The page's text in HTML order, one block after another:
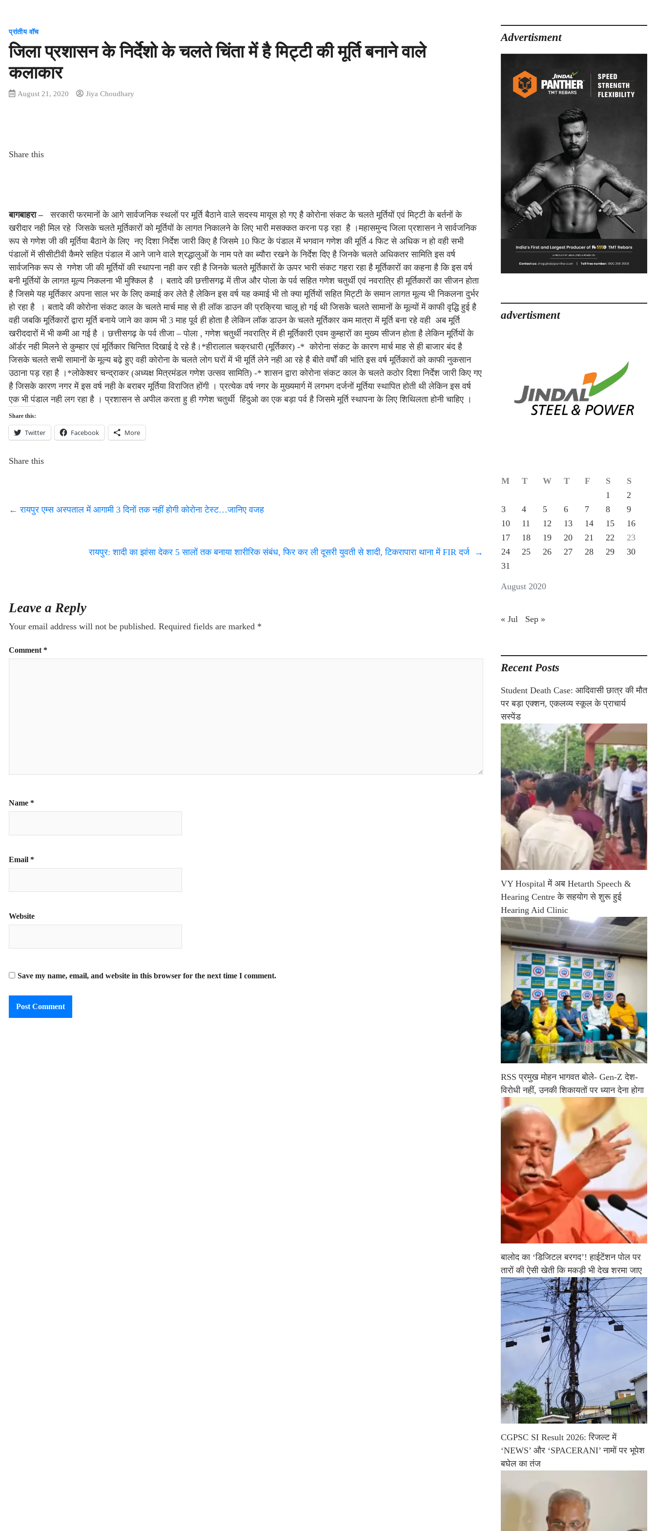
प्रांतीय वॉच
जिला प्रशासन के निर्देशो के चलते चिंता में है मिट्टी की मूर्ति बनाने वाले
कलाकार
August 21, 2020 Jiya Choudhary
Share this
बागबाहरा –सरकारी फरमानों के आगे सार्वजनिक स्थलों पर मूर्ति बैठाने वाले सदस्य मायूस हो गए है कोरोना संकट के चलते मूर्तियों एवं मिट्टी के बर्तनों के
खरीदार नही मिल रहे जिसके चलते मूर्तिकारों को मूर्तियों के लागत निकालने के लिए भारी मसक्कत करना पड़ रहा है ।महासमुन्द जिला प्रशासन ने सार्वजनिक
रूप से गणेश जी की मूर्तिया बैठाने के लिए नए दिशा निर्देश जारी किए है जिसमे 10 फिट के पंडाल में भगवान गणेश की मूर्ति 4 फिट से अधिक न हो वही सभी
पंडालों में सीसीटीवी कैमरे सहित पंडाल में आने जाने वाले श्रद्धालुओं के नाम पते का ब्यौरा रखने के निर्देश दिए है जिनके चलते अधिकतर सामिति इस वर्ष
सार्वजनिक रूप से गणेश जी की मूर्तियों की स्थापना नही कर रही है जिनके चलते मूर्तिकारों के ऊपर भारी संकट गहरा रहा है मूर्तिकारों का कहना है कि इस वर्ष
बनी मूर्तियों के लागत मूल्य निकलना भी मुश्किल है । बतादे की छत्तीसगढ़ में तीज और पोला के पर्व सहित गणेश चतुर्थी एवं नवरात्रि ही मूर्तिकारों का सीजन होता
है जिसमे यह मूर्तिकार अपना साल भर के लिए कमाई कर लेते है लेकिन इस वर्ष यह कमाई भी तो क्या मूर्तियों सहित मिट्टी के समान लागत मूल्य भी निकलना दुर्भर
हो रहा है । बतादे की कोरोना संकट काल के चलते मार्च माह से ही लॉक डाउन की प्रक्रिया चालू हो गई थी जिसके चलते सामानों के मूल्यों में काफी वृद्धि हुई है
वही जबकि मूर्तिकारों द्वारा मूर्ति बनाये जाने का काम भी 3 माह पूर्व ही होता है लेकिन लॉक डाउन के चलते मूर्तिकार कम मात्रा में मूर्ति बना रहे वही अब मूर्ति
खरीददारों में भी कमी आ गई है । छत्तीसगढ़ के पर्व तीजा – पोला , गणेश चतुर्थी नवरात्रि में ही मूर्तिकारी एवम कुम्हारों का मुख्य सीजन होता है लेकिन मूर्तियों के
ऑर्डर नही मिलने से कुम्हार एवं मूर्तिकार चिन्तित दिखाई दे रहे है।*हीरालाल चक्रधारी (मूर्तिकार) -* कोरोना संकट के कारण मार्च माह से ही बाजार बंद है
जिसके चलते सभी सामानों के मूल्य बढ़े हुए वही कोरोना के चलते लोग घरों में भी मूर्ति लेने नही आ रहे है बीते वर्षों की भांति इस वर्ष मूर्तिकारों को काफी नुकसान
उठाना पड़ रहा है ।*लोकेश्वर चन्द्राकर (अध्यक्ष मित्रमंडल गणेश उत्सव सामिति) -* शासन द्वारा कोरोना संकट काल के चलते कठोर दिशा निर्देश जारी किए गए
है जिसके कारण नगर में इस वर्ष नही के बराबर मूर्तिया विराजित होंगी । प्रत्येक वर्ष नगर के मुख्यमार्ग में लगभग दर्जनों मूर्तिया स्थापित होती थी लेकिन इस वर्ष
एक भी पंडाल नही लग रहा है । प्रशासन से अपील करता हु ही गणेश चतुर्थी हिंदुओ का एक बड़ा पर्व है जिसमे मूर्ति स्थापना के लिए शिथिलता होनी चाहिए ।
Share this:
Twitter Facebook More
Share this
← रायपुर एम्स अस्पताल में आगामी 3 दिनों तक नहीं होगी कोरोना टेस्ट…जानिए वजह
रायपुर: शादी का झांसा देकर 5 सालों तक बनाया शारीरिक संबंध, फिर कर ली दूसरी युवती से शादी, टिकरापारा थाना में FIR दर्ज →
Leave a Reply
Your email address will not be published. Required fields are marked *
Comment *
Name *
Email *
Website
Save my name, email, and website in this browser for the next time I comment.
Advertisment
advertisment
August 2020
M T W T F S
S
1
2
3
4 5 6 7 8
9
10
11 12 13 14 15
16
17
18 19 20 21 22
23
24
25 26 27 28 29
30
31
« Jul Sep »
Recent Posts
Student Death Case: आदिवासी छात्र की मौत
पर बड़ा एक्शन, एकलव्य स्कूल के प्राचार्य
सस्पेंड
VY Hospital में अब Hetarth Speech &
Hearing Centre के सहयोग से शुरू हुई
Hearing Aid Clinic
RSS प्रमुख मोहन भागवत बोले- Gen-Z देश-
विरोधी नहीं, उनकी शिकायतों पर ध्यान देना होगा
बालोद का ‘डिजिटल बरगद’! हाईटेंशन पोल पर
तारों की ऐसी खेती कि मकड़ी भी देख शरमा जाए
CGPSC SI Result 2026: रिजल्ट में
‘NEWS’ और ‘SPACERANI’ नामों पर भूपेश
बघेल का तंज